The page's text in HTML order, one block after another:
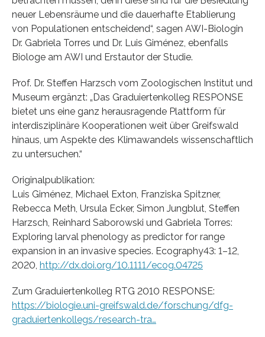
neuer Lebensräume und die dauerhafte Etablierung
von Populationen entscheidend“, sagen AWI-Biologin
Dr. Gabriela Torres und Dr. Luis Giménez, ebenfalls
Biologe am AWI und Erstautor der Studie.
Prof. Dr. Steffen Harzsch vom Zoologischen Institut und
Museum ergänzt: „Das Graduiertenkolleg RESPONSE
bietet uns eine ganz herausragende Plattform für
interdisziplinäre Kooperationen weit über Greifswald
hinaus, um Aspekte des Klimawandels wissenschaftlich
zu untersuchen.“
Originalpublikation:
Luis Giménez, Michael Exton, Franziska Spitzner,
Rebecca Meth, Ursula Ecker, Simon Jungblut, Steffen
Harzsch, Reinhard Saborowski und Gabriela Torres:
Exploring larval phenology as predictor for range
expansion in an invasive species. Ecography43: 1–12,
2020, http://dx.doi.org/10.1111/ecog.04725
Zum Graduiertenkolleg RTG 2010 RESPONSE:
https://biologie.uni-greifswald.de/forschung/dfg-
graduiertenkollegs/research-tra…